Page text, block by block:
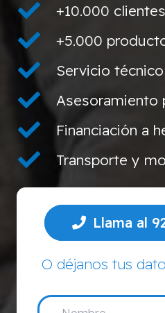
+10.000
+5.000
Servicio
Asesoramiento
Financiación a
Transporte y
Llama al
O déjanos tus